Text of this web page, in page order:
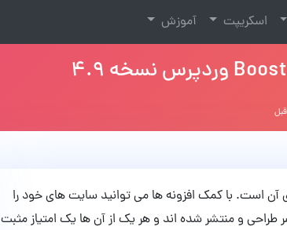
اسکریپت آموزش
است. با کمک افزونه ها می توانید سایت های خود را
طراحی و منتشر شده اند و هر یک از آن ها یک امتیاز مثبت